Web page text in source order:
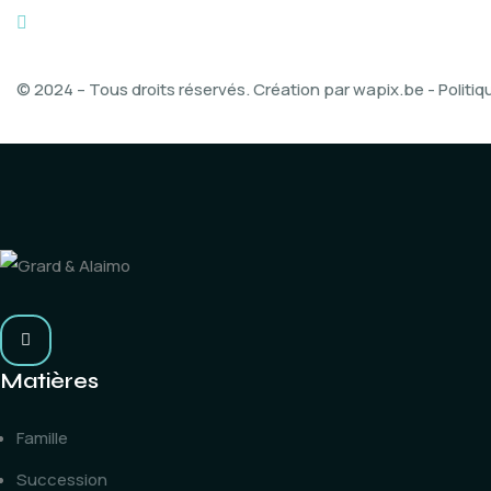
© 2024 – Tous droits réservés. Création parwapix.be -
Matières
Famille
Succession